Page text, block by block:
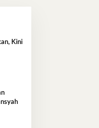
Kini